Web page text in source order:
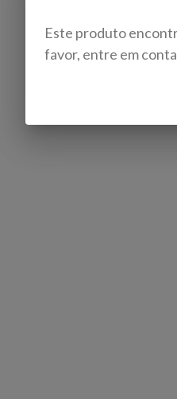
Este produto
favor, entre em